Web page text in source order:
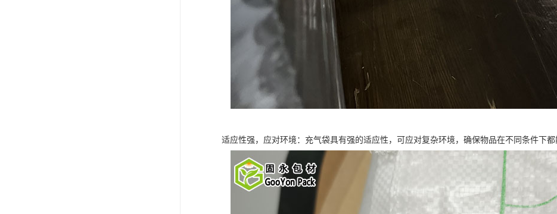
适应性强，应对环境：充气袋具有强的适应性，可应对复杂环境，确保物品在不同条件下都